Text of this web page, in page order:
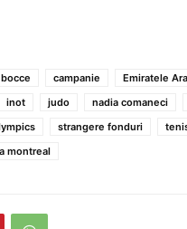
bocce campanie
Emiratele
inot judo nadia comaneci
strangere fonduri
montreal